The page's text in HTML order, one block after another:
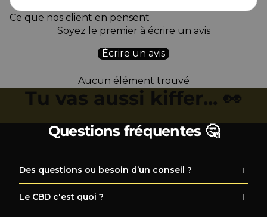
Ce que nos client en pensent
Soyez le premier à écrire un avis
Écrire un avis
Aucun élément trouvé
Tu vas aussi kiffer... 👀
Questions fréquentes 🤔
Des questions ou besoin d’un conseil ?
Le CBD c'est quoi ?